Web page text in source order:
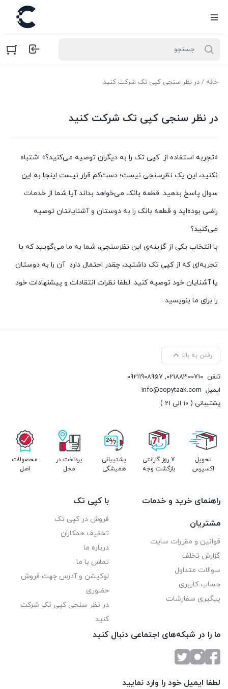
خانه / در نظر سنجی کپی تک شرکت کنید
در نظر سنجی کپی تک شرکت کنید
«تجربه استفاده از کپی تک را به دیگران توصیه می‌کنید؟» اشتباه
نکنید، این یک نظرسنجی نیست؛ دست‌کم قرار نیست اینجا به این
سوال پاسخ بدهید. قطعه بانک می‌خواهد بداند آیا شما از خدمات
راضی بوده‌اید و قطعه بانک را به دوستان و آشنایانتان توصیه
می‌کنید؟
با انتخاب یکی از گزینه‌ی این نظرسنجی، شما به ما می‌گویید که با
تجربه‌ای که از کپی تک داشتید، چقدر احتمال دارد آن را به دوستان
یا آشنایان خود توصیه کنید. لطفا نظرات انتقادات و پیشنهادات خود
را برای ما بنویسید .
رفتن به بالا
تلفن 02188300710
,
09211908957
ایمیل info@copytaak.com
پشتیبانی ( 10 الی 21 )
تحویل
اکسپرس
7 روز گارانتی
بازگشت وجه
پشتیبانی
همیشگی
پرداخت در
محل
محصولات
اصل
راهنمای خرید و خدمات
مشتریان
قوانین و مقررات سایت
گزارش تخلف
سوالات متداول
حساب کاربری
پیگیری سفارشات
با کپی تک
فروش در کپی تک
تخفیف همکاران
درباره ما
تماس با ما
لوکیشن و آدرس جهت فروش
حضوری
در نظر سنجی کپی تک شرکت
کنید
ما را در شبکه‌های اجتماعی دنبال کنید
لطفا ایمیل خود را وارد نمایید